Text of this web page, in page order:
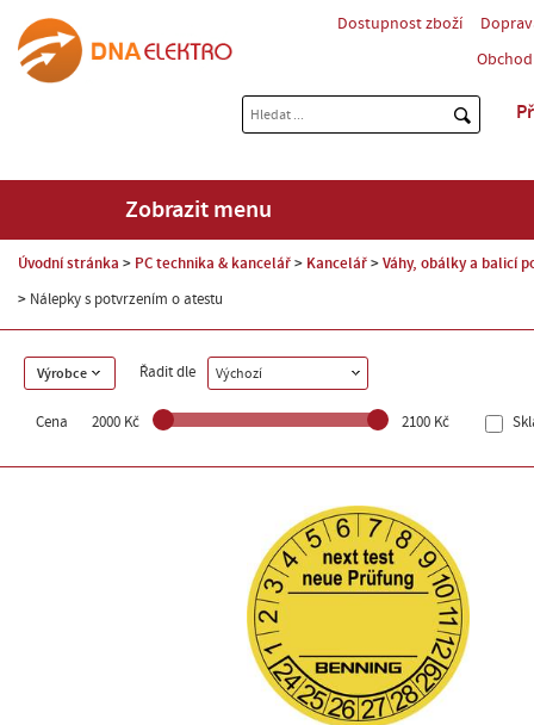
Dostupnost zboží
Zobrazit menu
Úvodní stránka PC technika & kancelář Kancelář Váhy, obálky a balicí
Nálepky s potvrzením o atestu
Výrobce Řadit dle Výchozí
Cena 2000 Kč 2100 Kč